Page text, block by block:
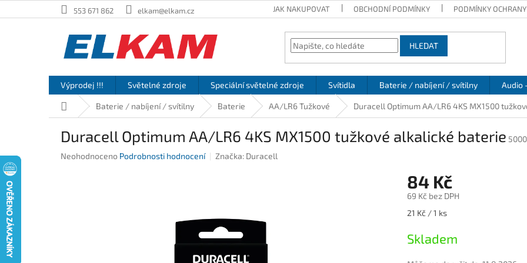
na
553 671 862 elkam@elkam.cz JAK NAKUPOVAT OBCHODNÍ PODMÍNKY PODMÍNKY OCHRANY
HLEDAT
Výprodej !!! Světelné zdroje Speciální světelné zdroje Svítidla Baterie / nabíjení / svítilny Audio
Domů Baterie / nabíjení / svítilny Baterie AA/LR6 Tužkové Duracell Optimum AA/LR6 4KS MX1500
Duracell Optimum AA/LR6 4KS MX1500 tužkové alkalické baterie
Průměrné
Neohodnoceno Podrobnosti hodnocení Značka: Duracell
84 Kč
69 Kč bez DPH
Měrná
21 Kč / 1 ks
Skladem